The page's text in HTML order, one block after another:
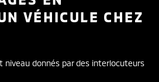
VÉHICULE CHEZ
niveau donnés par des interlocuteurs